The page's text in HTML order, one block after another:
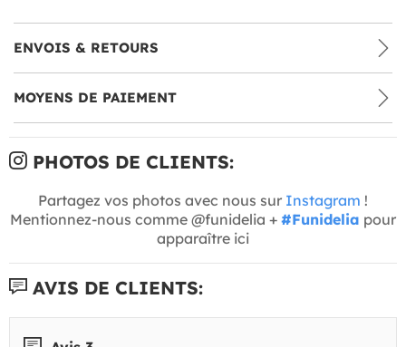
ENVOIS & RETOURS
MOYENS DE PAIEMENT
PHOTOS DE CLIENTS:
Partagez vos photos avec nous sur Instagram !
Mentionnez-nous comme @funidelia + #Funidelia pour
apparaître ici
AVIS DE CLIENTS: